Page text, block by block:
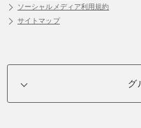
ソーシャルメディア利用規約
サイトマップ
グ